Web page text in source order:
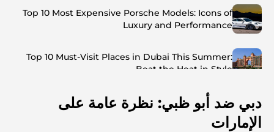
Top 10 Most Expensive Porsche Models: Icons of
Luxury and Performance
Top 10 Must-Visit Places in Dubai This Summer:
Beat the Heat in Style
Top 7 Busiest Airports in the World: Hub of Global
Travel
دبي ضد أبو ظبي: نظرة عامة على
الإمارات